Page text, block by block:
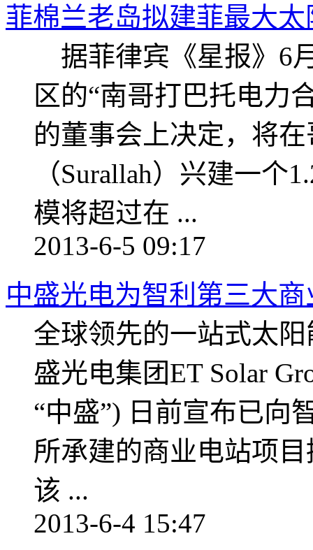
菲棉兰老岛拟建菲最大
据菲律宾《星报》6
区的“南哥打巴托电力
的董事会上决定，将
（Surallah）兴建一
模将超过在 ...
2013-6-5 09:17
中盛光电为智利第三大
全球领先的一站式太
盛光电集团ET Solar
“中盛”) 日前宣布已向
所承建的商业电站项
该 ...
2013-6-4 15:47